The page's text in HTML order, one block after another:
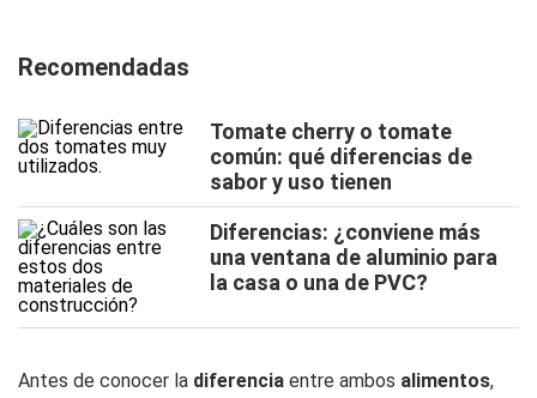
Recomendadas
Tomate cherry o tomate
común: qué diferencias de
sabor y uso tienen
Diferencias: ¿conviene más
una ventana de aluminio para
la casa o una de PVC?
Antes de conocer la diferencia entre ambos alimentos,